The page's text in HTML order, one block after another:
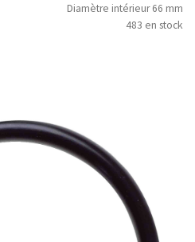
Diamètre intérieur 66 mm
483 en stock